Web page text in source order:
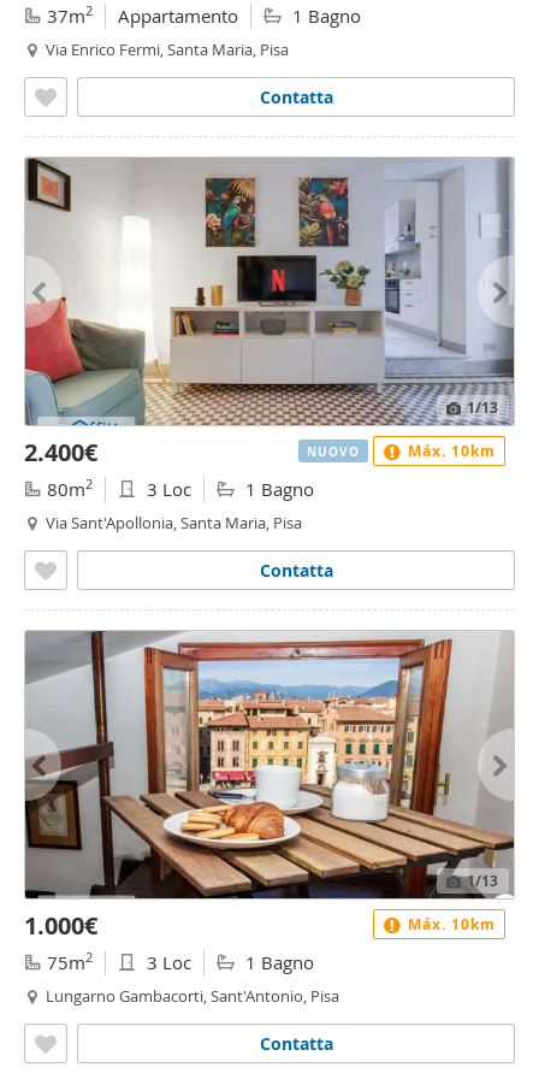
37m2 Appartamento 1 Bagno
Via Enrico Fermi, Santa Maria, Pisa
Contatta
1/13
2.400€
80m2 3 Loc 1 Bagno
Via Sant'Apollonia, Santa Maria, Pisa
Contatta
NUOVO Máx. 10km
1/13
1.000€
75m2 3 Loc 1 Bagno
Lungarno Gambacorti, Sant'Antonio, Pisa
Contatta
Máx. 10km